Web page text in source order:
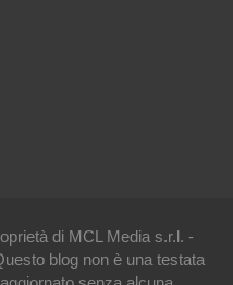
di MCL Media s.r.l. -
blog non è una testata